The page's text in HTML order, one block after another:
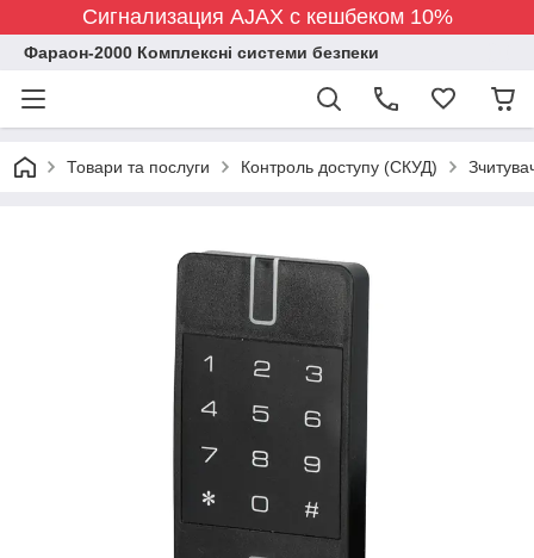
Сигнализация AJAX с кешбеком 10%
Фараон-2000 Комплексні системи безпеки
Товари та послуги Контроль доступу (СКУД)